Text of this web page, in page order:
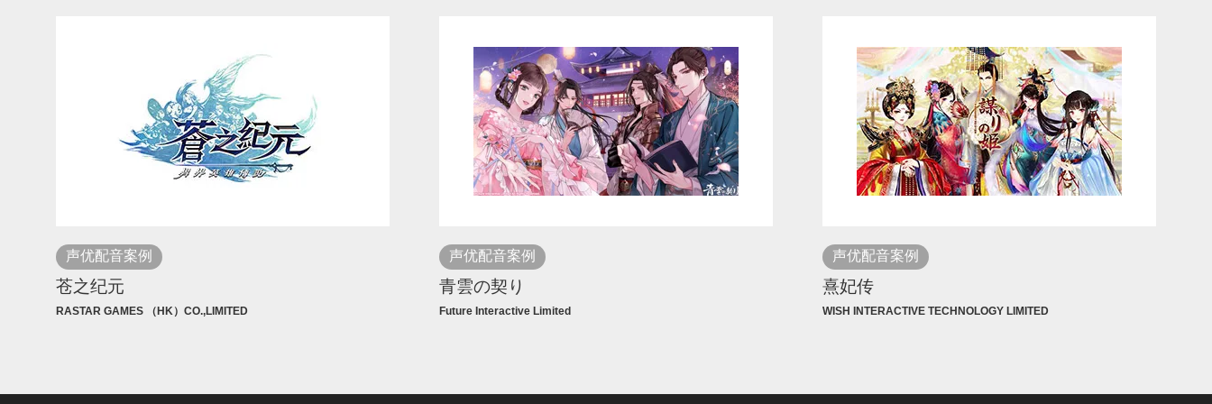
声优配音案例
苍之纪元
RASTAR GAMES （HK）CO.,LIMITED
声优配音案例
青雲の契り
Future Interactive Limited
声优配音案例
熹妃传
WISH INTERACTIVE TECHNOLOGY LIMITED